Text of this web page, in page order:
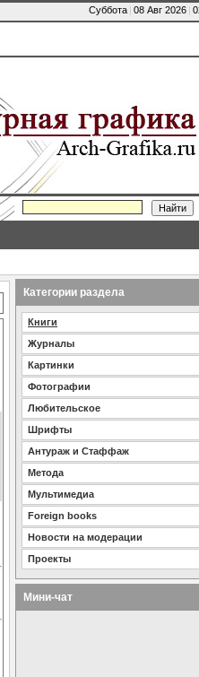
Суббота | 08 Авг 2026 |
Категории раздела
Книги
Журналы
Картинки
Фотографии
Любительское
Шрифты
Антураж и Стаффаж
Метода
Мультимедиа
Foreign books
Новости на модерации
Проекты
Мини-чат